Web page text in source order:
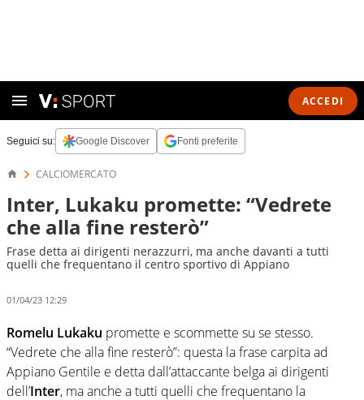
ACCEDI
Seguici su: Google Discover Fonti preferite
CALCIOMERCATO
Inter, Lukaku promette: “Vedrete
che alla fine resterò”
Frase detta ai dirigenti nerazzurri, ma anche davanti a tutti
quelli che frequentano il centro sportivo di Appiano
01/04/23 12:29
Romelu Lukaku promette e scommette su se stesso.
“Vedrete che alla fine resterò”: questa la frase carpita ad
Appiano Gentile e detta dall’attaccante belga ai dirigenti
dell’Inter, ma anche a tutti quelli che frequentano la